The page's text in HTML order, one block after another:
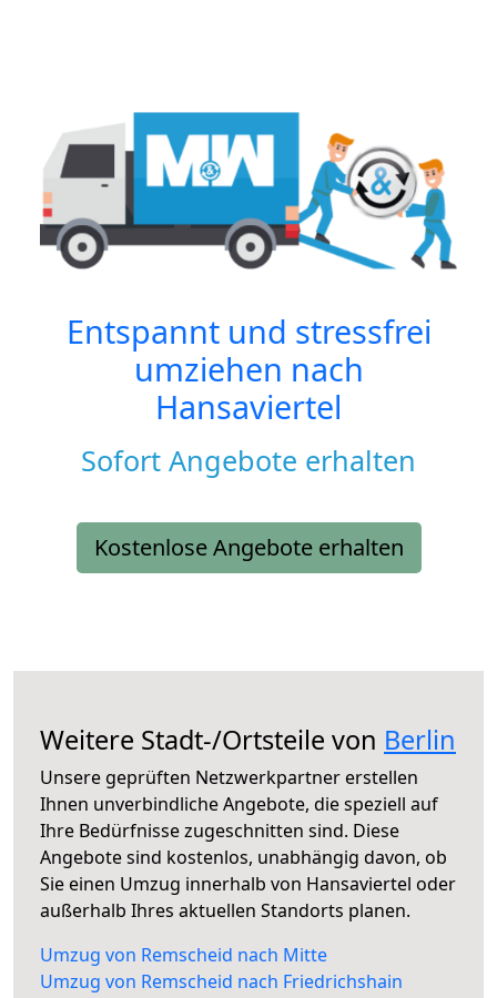
Entspannt und stressfrei
umziehen nach
Hansaviertel
Sofort Angebote erhalten
Kostenlose Angebote erhalten
Weitere Stadt-/Ortsteile von Berlin
Unsere geprüften Netzwerkpartner erstellen
Ihnen unverbindliche Angebote, die speziell auf
Ihre Bedürfnisse zugeschnitten sind. Diese
Angebote sind kostenlos, unabhängig davon, ob
Sie einen Umzug innerhalb von Hansaviertel oder
außerhalb Ihres aktuellen Standorts planen.
Umzug von Remscheid nach Mitte
Umzug von Remscheid nach Friedrichshain